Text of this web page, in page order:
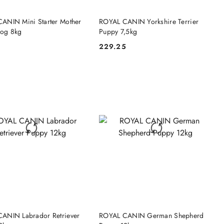
Mini Starter Mother
8kg
DO KOSZYKA
ROYAL CANIN Yorkshire Terrier
Puppy 7,5kg
Cena:
229.25
DO KOSZYKA
Labrador Retriever
DO KOSZYKA
ROYAL CANIN German Shepherd
DO KOSZYKA